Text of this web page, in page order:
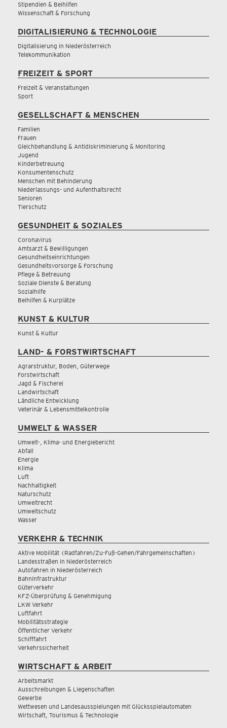
Stipendien & Beihilfen
Wissenschaft & Forschung
DIGITALISIERUNG & TECHNOLOGIE
Digitalisierung in Niederösterreich
Telekommunikation
FREIZEIT & SPORT
Freizeit & Veranstaltungen
Sport
GESELLSCHAFT & MENSCHEN
Familien
Frauen
Gleichbehandlung & Antidiskriminierung & Monitoring
Jugend
Kinderbetreuung
Konsumentenschutz
Menschen mit Behinderung
Niederlassungs- und Aufenthaltsrecht
Senioren
Tierschutz
GESUNDHEIT & SOZIALES
Coronavirus
Amtsarzt & Bewilligungen
Gesundheitseinrichtungen
Gesundheitsvorsorge & Forschung
Pflege & Betreuung
Soziale Dienste & Beratung
Sozialhilfe
Beihilfen & Kurplätze
KUNST & KULTUR
Kunst & Kultur
LAND- & FORSTWIRTSCHAFT
Agrarstruktur, Boden, Güterwege
Forstwirtschaft
Jagd & Fischerei
Landwirtschaft
Ländliche Entwicklung
Veterinär & Lebensmittelkontrolle
UMWELT & WASSER
Umwelt-, Klima- und Energiebericht
Abfall
Energie
Klima
Luft
Nachhaltigkeit
Naturschutz
Umweltrecht
Umweltschutz
Wasser
VERKEHR & TECHNIK
Aktive Mobilität (Radfahren/Zu-Fuß-Gehen/Fahrgemeinschaften)
Landesstraßen in Niederösterreich
Autofahren in Niederösterreich
Bahninfrastruktur
Güterverkehr
KFZ-Überprüfung & Genehmigung
LKW Verkehr
Luftfahrt
Mobilitätsstrategie
Öffentlicher Verkehr
Schifffahrt
Verkehrssicherheit
WIRTSCHAFT & ARBEIT
Arbeitsmarkt
Ausschreibungen & Liegenschaften
Gewerbe
Wettwesen und Landesausspielungen mit Glücksspielautomaten
Wirtschaft, Tourismus & Technologie